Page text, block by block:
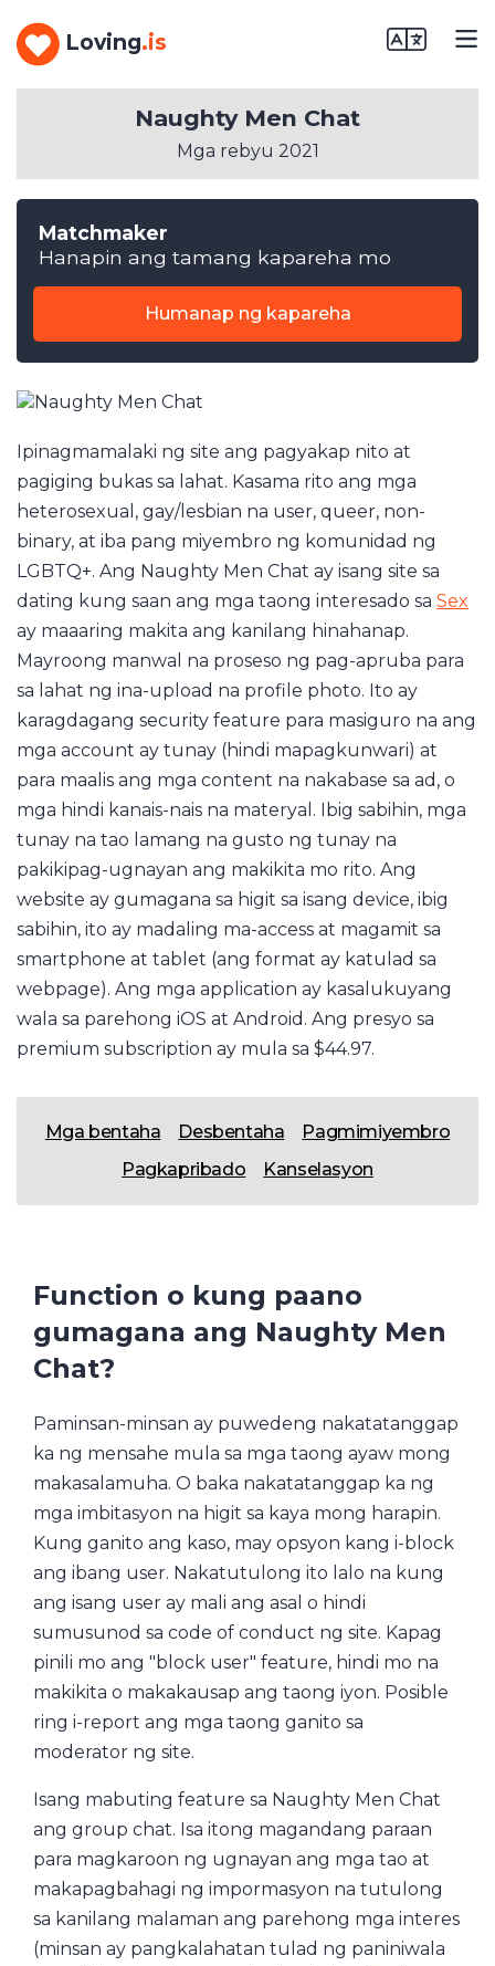
Loving.is
Matchmaker
Hanapin ang tamang kapareha mo
Humanap ng kapareha
Naughty Men Chat
Mga rebyu 2021
Ipinagmamalaki ng site ang pagyakap nito at
pagiging bukas sa lahat. Kasama rito ang mga
heterosexual, gay/lesbian na user, queer, non-
binary, at iba pang miyembro ng komunidad ng
LGBTQ+. Ang Naughty Men Chat ay isang site sa
dating kung saan ang mga taong interesado sa Sex
ay maaaring makita ang kanilang hinahanap.
Mayroong manwal na proseso ng pag-apruba para
sa lahat ng ina-upload na profile photo. Ito ay
karagdagang security feature para masiguro na ang
mga account ay tunay (hindi mapagkunwari) at
para maalis ang mga content na nakabase sa ad, o
mga hindi kanais-nais na materyal. Ibig sabihin, mga
tunay na tao lamang na gusto ng tunay na
pakikipag-ugnayan ang makikita mo rito. Ang
website ay gumagana sa higit sa isang device, ibig
sabihin, ito ay madaling ma-access at magamit sa
smartphone at tablet (ang format ay katulad sa
webpage). Ang mga application ay kasalukuyang
wala sa parehong iOS at Android. Ang presyo sa
premium subscription ay mula sa $44.97.
Mga bentaha Desbentaha
Pagmimiyembro
Pagkapribado
Kanselasyon
Function o kung paano
gumagana ang Naughty Men
Chat?
Paminsan-minsan ay puwedeng nakatatanggap
ka ng mensahe mula sa mga taong ayaw mong
makasalamuha. O baka nakatatanggap ka ng
mga imbitasyon na higit sa kaya mong harapin.
Kung ganito ang kaso, may opsyon kang i-block
ang ibang user. Nakatutulong ito lalo na kung
ang isang user ay mali ang asal o hindi
sumusunod sa code of conduct ng site. Kapag
pinili mo ang "block user" feature, hindi mo na
makikita o makakausap ang taong iyon. Posible
ring i-report ang mga taong ganito sa
moderator ng site.
Isang mabuting feature sa Naughty Men Chat
ang group chat. Isa itong magandang paraan
para magkaroon ng ugnayan ang mga tao at
makapagbahagi ng impormasyon na tutulong
sa kanilang malaman ang parehong mga interes
(minsan ay pangkalahatan tulad ng paniniwala